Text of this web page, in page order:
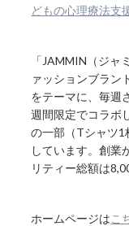
どもの心理療法支
「JAMMIN（ジャ
ァッションブラン
をテーマに、毎週
週間限定でコラボ
の一部（Tシャツ1
しています。創業
リティー総額は
ホームページはこ